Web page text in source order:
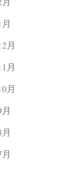
月
月
月